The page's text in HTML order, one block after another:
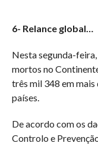
6- Relance global…
Nesta segunda-
mortos no
três mil 348 em mais
países.
De acordo com os
Controlo e